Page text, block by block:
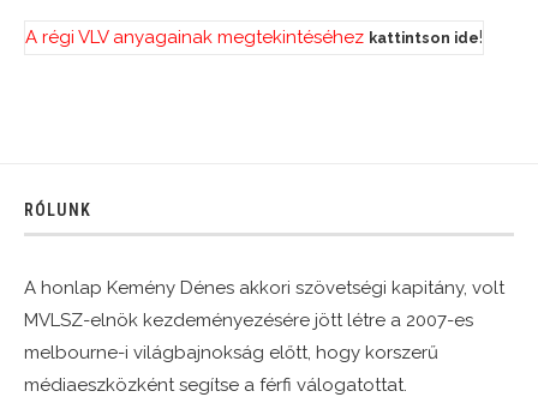
A régi VLV anyagainak megtekintéséhez kattintson ide!
RÓLUNK
A honlap Kemény Dénes akkori szövetségi kapitány, volt
MVLSZ-elnök kezdeményezésére jött létre a 2007-es
melbourne-i világbajnokság előtt, hogy korszerű
médiaeszközként segítse a férfi válogatottat.